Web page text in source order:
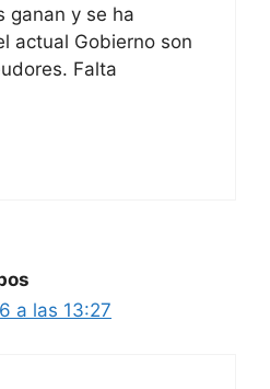
ganan y se ha
actual Gobierno son
Falta
a las 13:27